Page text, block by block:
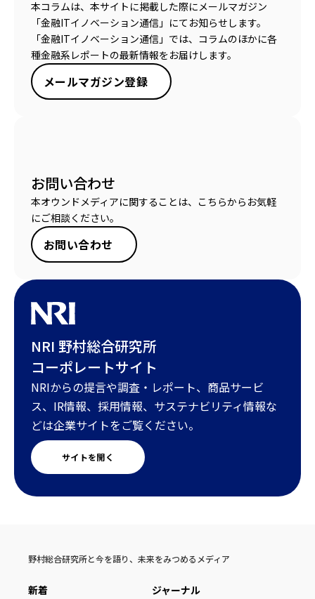
本コラムは、本サイトに掲載した際にメールマガジン
「金融ITイノベーション通信」にてお知らせします。
「金融ITイノベーション通信」では、コラムのほかに各
種金融系レポートの最新情報をお届けします。
メールマガジン登録
お問い合わせ
本オウンドメディアに関することは、こちらからお気軽
にご相談ください。
お問い合わせ
NRI 野村総合研究所
コーポレートサイト
NRIからの提言や調査・レポート、商品サービ
ス、IR情報、採用情報、サステナビリティ情報な
どは企業サイトをご覧ください。
サイトを開く
野村総合研究所と今を語り、未来をみつめるメディア
新着 ジャーナル